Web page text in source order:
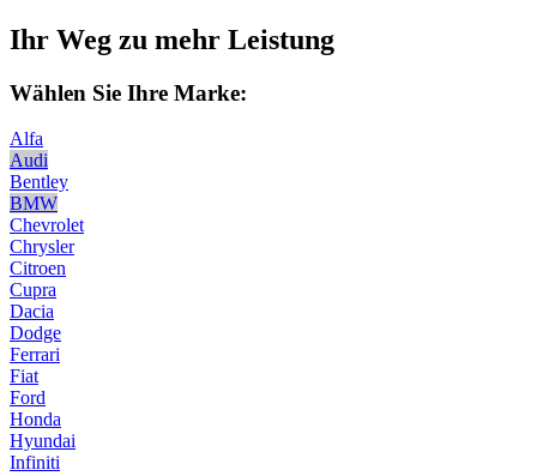
Ihr Weg zu mehr Leistung
Wählen Sie Ihre Marke:
Alfa
Audi
Bentley
BMW
Chevrolet
Chrysler
Citroen
Cupra
Dacia
Dodge
Ferrari
Fiat
Ford
Honda
Hyundai
Infiniti